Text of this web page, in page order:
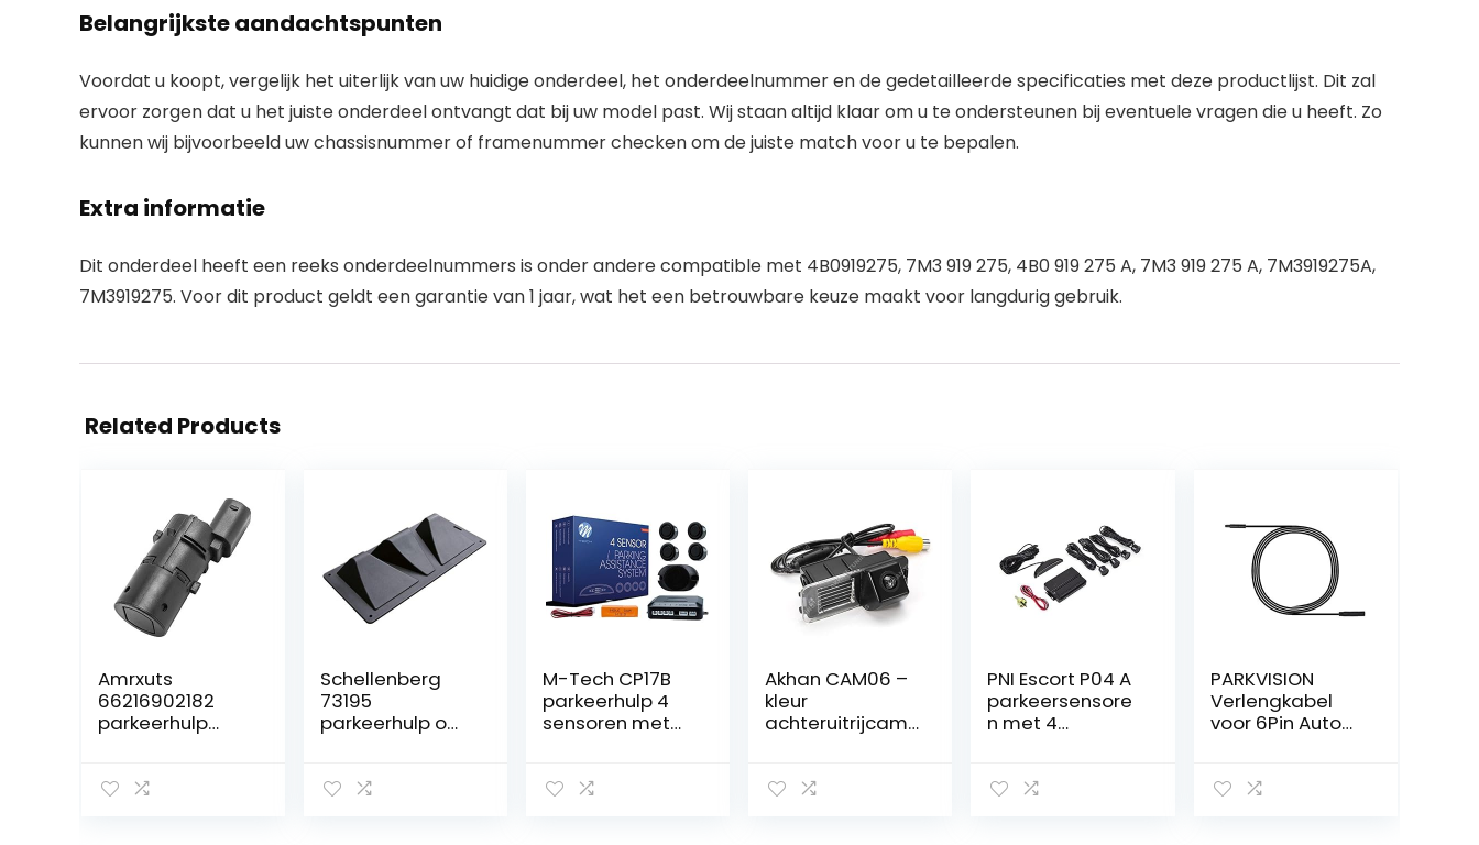
Belangrijkste aandachtspunten
Voordat u koopt, vergelijk het uiterlijk van uw huidige onderdeel, het onderdeelnummer en de gedetailleerde specificaties met deze productlijst. Dit zal
ervoor zorgen dat u het juiste onderdeel ontvangt dat bij uw model past. Wij staan altijd klaar om u te ondersteunen bij eventuele vragen die u heeft. Zo
kunnen wij bijvoorbeeld uw chassisnummer of framenummer checken om de juiste match voor u te bepalen.
Extra informatie
Dit onderdeel heeft een reeks onderdeelnummers is onder andere compatible met 4B0919275, 7M3 919 275, 4B0 919 275 A, 7M3 919 275 A, 7M3919275A,
7M3919275. Voor dit product geldt een garantie van 1 jaar, wat het een betrouwbare keuze maakt voor langdurig gebruik.
Related Products
Amrxuts
66216902182
parkeerhulp
serie 7-serie X5
Schellenberg
73195
parkeerhulp om
parkeerplaats
M-Tech CP17B
parkeerhulp 4
sensoren met
Akhan CAM06 –
kleur
achteruitrijcam
VW Polo V 6R
PNI Escort P04 A
parkeersensore
n met 4
PARKVISION
Verlengkabel
voor 6Pin Auto
voor PRO120 en